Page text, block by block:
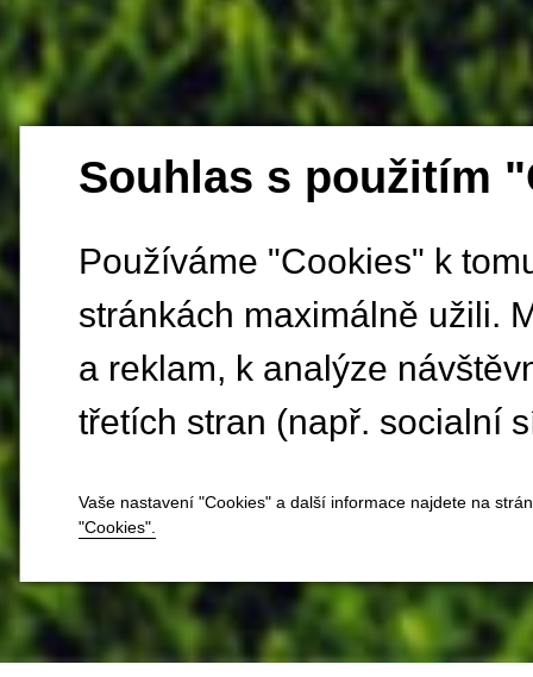
Souhlas s použitím
Používáme "Cookies" k
stránkách maximálně užili.
a reklam, k analýze
třetích stran (např. socialní
Vaše nastavení "Cookies" a další informace najdete na
"Cookies".